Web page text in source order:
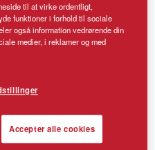
til at virke ordentligt,
funktioner i forhold til sociale
også information vedrørende din
medier, i reklamer og med
Accepter alle cookies